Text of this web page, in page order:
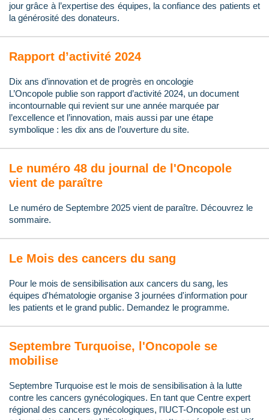
jour grâce à l’expertise des équipes, la confiance des patients et
la générosité des donateurs.
Rapport d’activité 2024
Dix ans d’innovation et de progrès en oncologie
L’Oncopole publie son rapport d’activité 2024, un document
incontournable qui revient sur une année marquée par
l’excellence et l’innovation, mais aussi par une étape
symbolique : les dix ans de l’ouverture du site.
Le numéro 48 du journal de l'Oncopole
vient de paraître
Le numéro de Septembre 2025 vient de paraître. Découvrez le
sommaire.
Le Mois des cancers du sang
Pour le mois de sensibilisation aux cancers du sang, les
équipes d'hématologie organise 3 journées d'information pour
les patients et le grand public. Demandez le programme.
Septembre Turquoise, l'Oncopole se
mobilise
Septembre Turquoise est le mois de sensibilisation à la lutte
contre les cancers gynécologiques. En tant que Centre expert
régional des cancers gynécologiques, l’IUCT-Oncopole est un